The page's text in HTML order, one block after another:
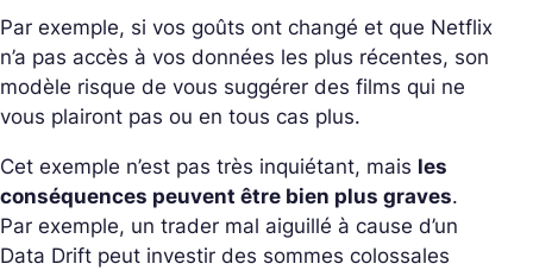
Par exemple, si vos goûts ont changé et que Netflix
n’a pas accès à vos données les plus récentes, son
modèle risque de vous suggérer des films qui ne
vous plairont pas ou en tous cas plus.
Cet exemple n’est pas très inquiétant, mais les
conséquences peuvent être bien plus graves.
Par exemple, un trader mal aiguillé à cause d’un
Data Drift peut investir des sommes colossales